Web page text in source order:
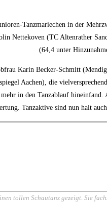
Tanzmariechen in der
Nettekoven (TC Altenrather
(64,4 unter
Karin Becker-Schmitt
Aachen), die
in den Tanzablauf hineinfand.
Tanzaktive sind nun halt
tollen Schautanz gezeigt. Sie